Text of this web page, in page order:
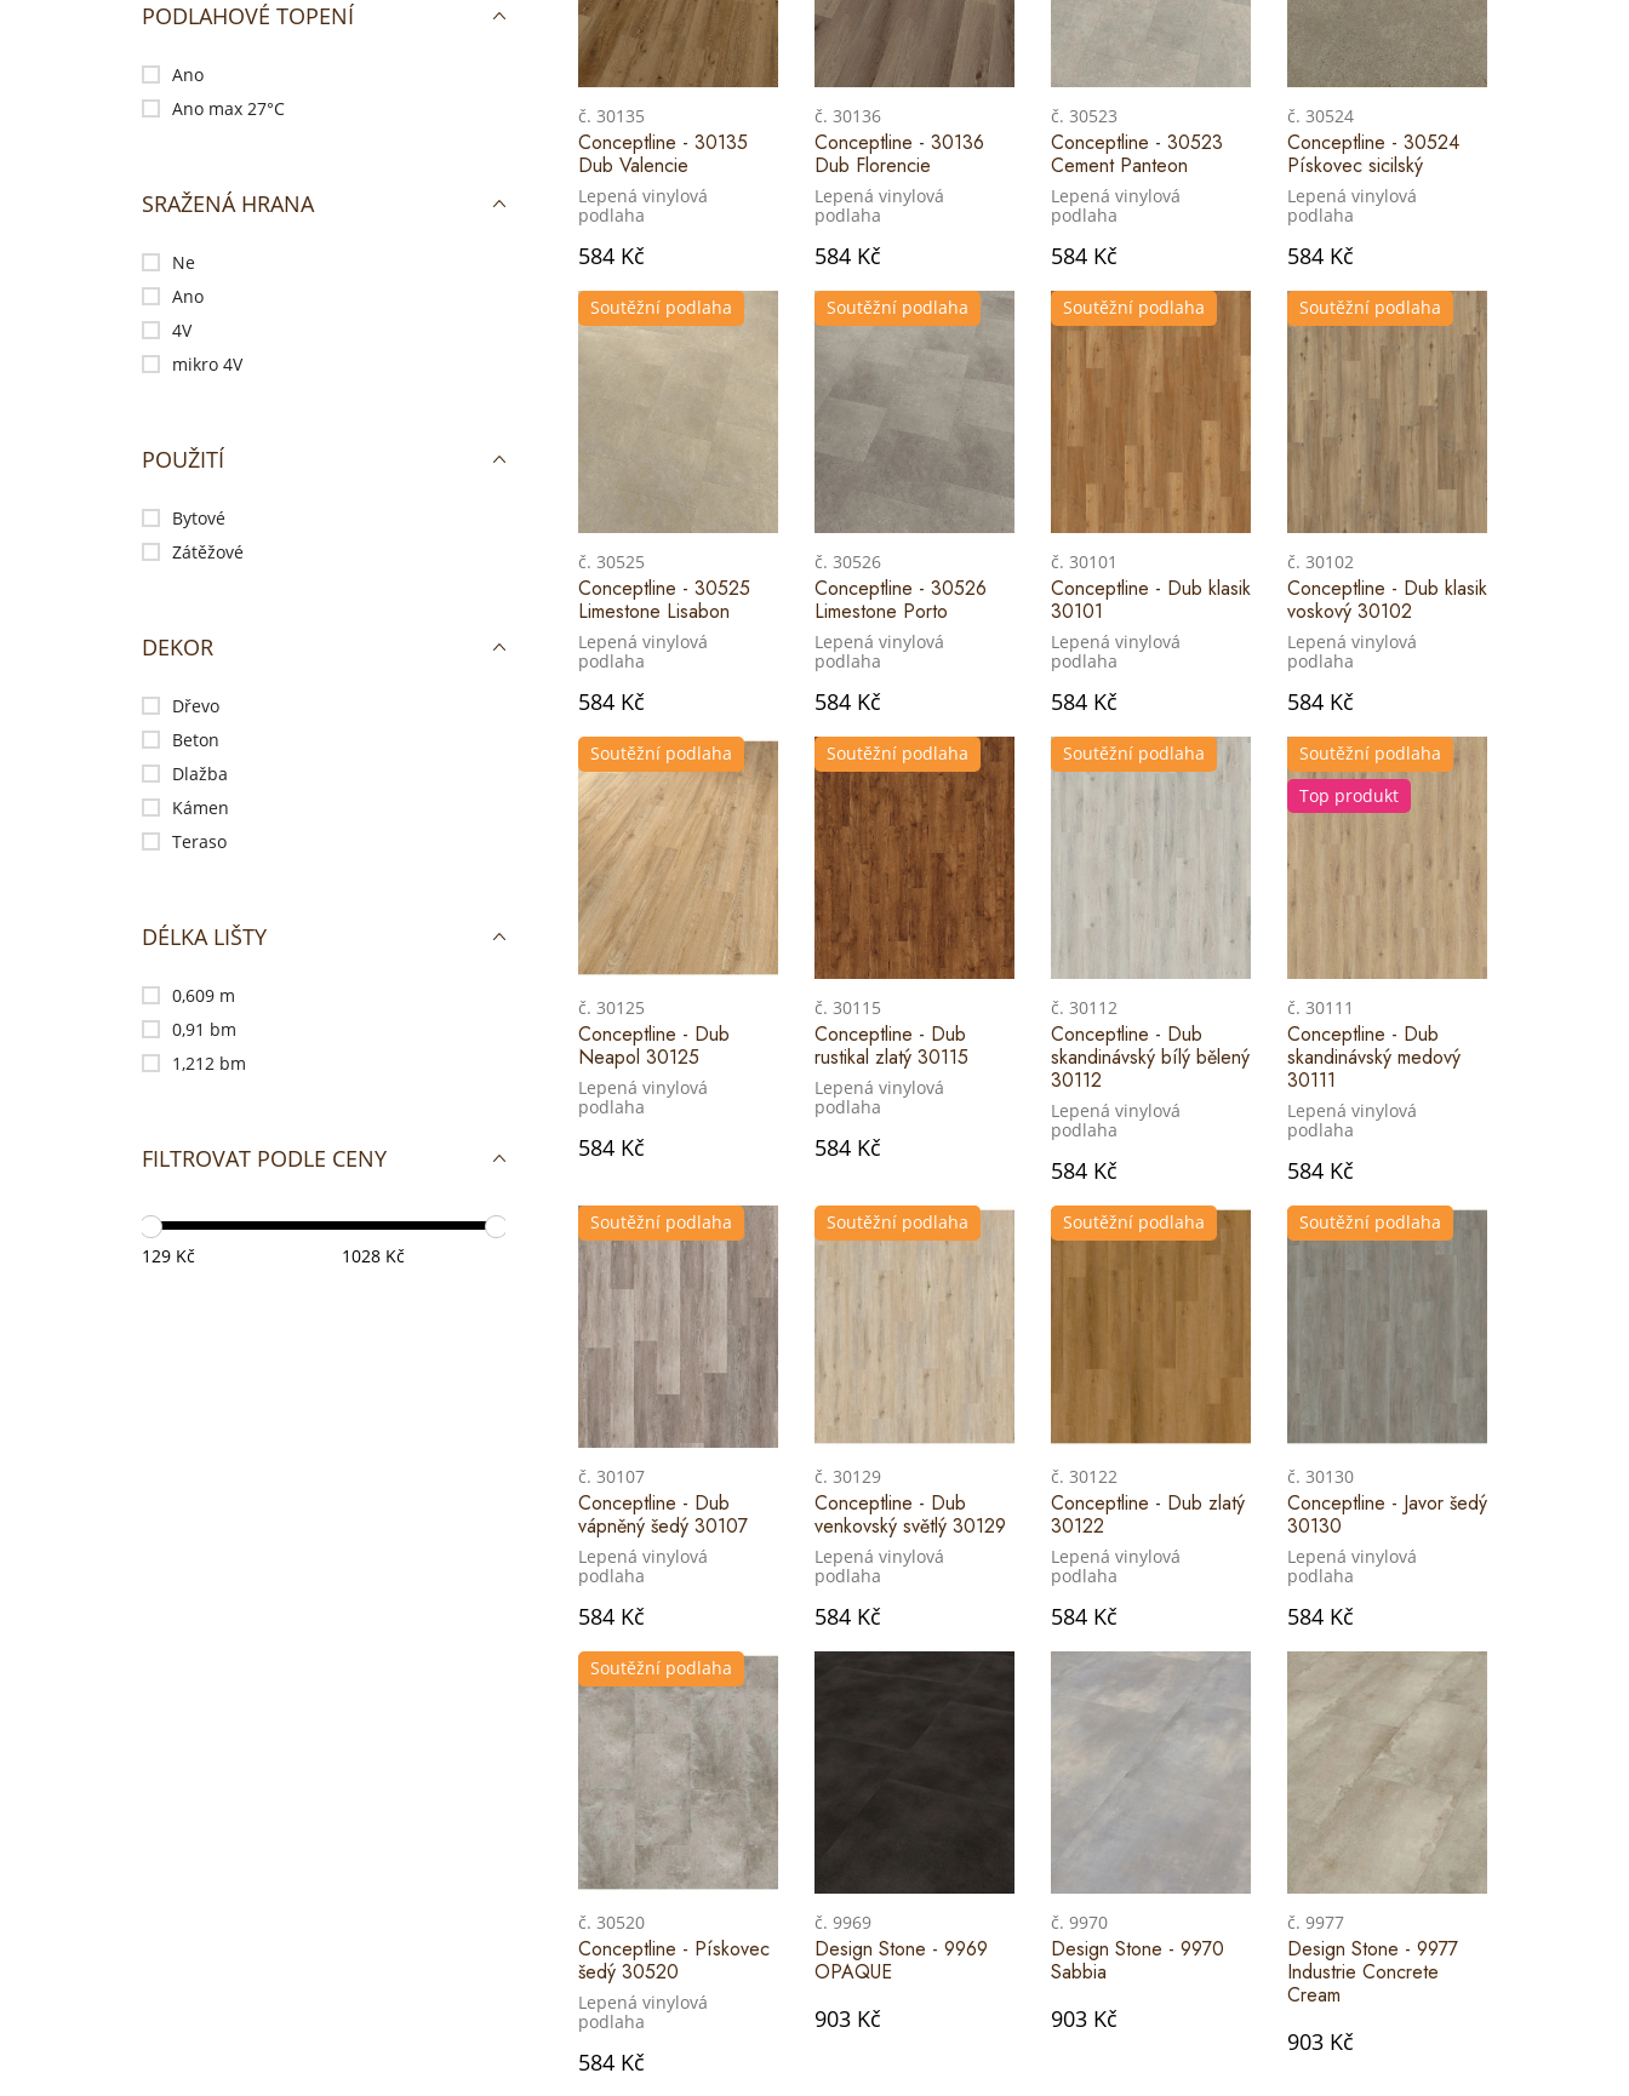
PODLAHOVÉ TOPENÍ
Ano
Ano max 27°C
SRAŽENÁ HRANA
Ne
Ano
4V
mikro 4V
POUŽITÍ
Bytové
Zátěžové
DEKOR
Dřevo
Beton
Dlažba
Kámen
Teraso
DÉLKA LIŠTY
0,609 m
0,91 bm
1,212 bm
FILTROVAT PODLE CENY
129 Kč 1028 Kč
č. 30135
Conceptline - 30135
Dub Valencie
Lepená vinylová
podlaha
584 Kč
č. 30136
Conceptline - 30136
Dub Florencie
Lepená vinylová
podlaha
584 Kč
č. 30523
Conceptline - 30523
Cement Panteon
Lepená vinylová
podlaha
584 Kč
č. 30524
Conceptline - 30524
Pískovec sicilský
Lepená vinylová
podlaha
584 Kč
Soutěžní podlaha
č. 30525
Conceptline - 30525
Limestone Lisabon
Lepená vinylová
podlaha
584 Kč
Soutěžní podlaha
č. 30526
Conceptline - 30526
Limestone Porto
Lepená vinylová
podlaha
584 Kč
Soutěžní podlaha
č. 30101
Conceptline - Dub klasik
30101
Lepená vinylová
podlaha
584 Kč
Soutěžní podlaha
č. 30102
Conceptline - Dub klasik
voskový 30102
Lepená vinylová
podlaha
584 Kč
Soutěžní podlaha
č. 30125
Conceptline - Dub
Neapol 30125
Lepená vinylová
podlaha
584 Kč
Soutěžní podlaha
č. 30115
Conceptline - Dub
rustikal zlatý 30115
Lepená vinylová
podlaha
584 Kč
Soutěžní podlaha
č. 30112
Conceptline - Dub
skandinávský bílý bělený
30112
Lepená vinylová
podlaha
584 Kč
Soutěžní podlaha
Top produkt
č. 30111
Conceptline - Dub
skandinávský medový
30111
Lepená vinylová
podlaha
584 Kč
Soutěžní podlaha
č. 30107
Conceptline - Dub
vápněný šedý 30107
Lepená vinylová
podlaha
584 Kč
Soutěžní podlaha
č. 30129
Conceptline - Dub
venkovský světlý 30129
Lepená vinylová
podlaha
584 Kč
Soutěžní podlaha
č. 30122
Conceptline - Dub zlatý
30122
Lepená vinylová
podlaha
584 Kč
Soutěžní podlaha
č. 30130
Conceptline - Javor šedý
30130
Lepená vinylová
podlaha
584 Kč
Soutěžní podlaha
č. 30520
Conceptline - Pískovec
šedý 30520
Lepená vinylová
podlaha
584 Kč
č. 9969
Design Stone - 9969
OPAQUE
903 Kč
č. 9970
Design Stone - 9970
Sabbia
903 Kč
č. 9977
Design Stone - 9977
Industrie Concrete
Cream
903 Kč